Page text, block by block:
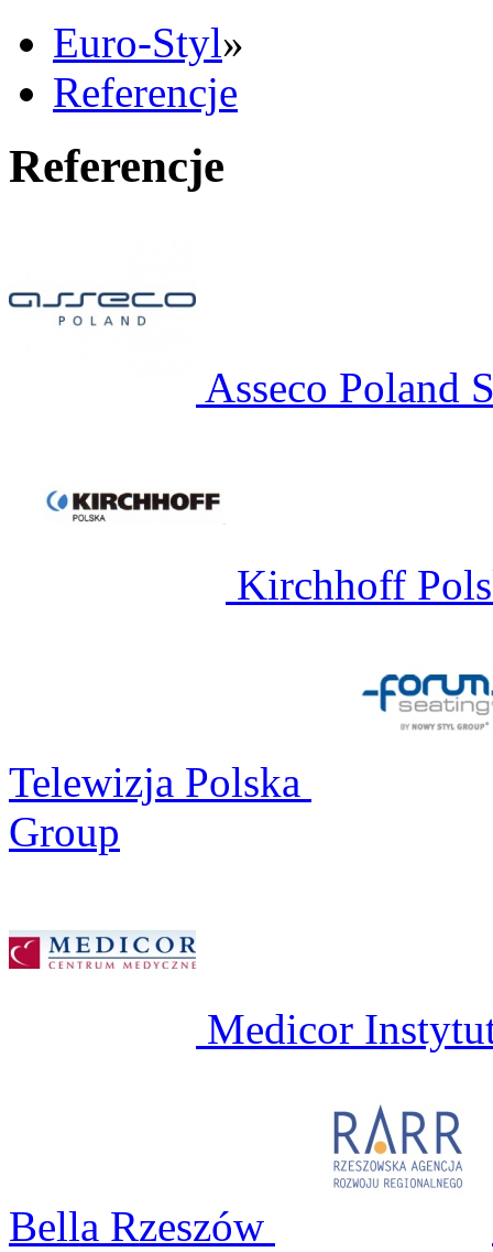
Euro-Styl»
Referencje
Referencje
Asseco Poland
Kirchhoff
Telewizja Polska
Group
Medicor
Bella Rzeszów